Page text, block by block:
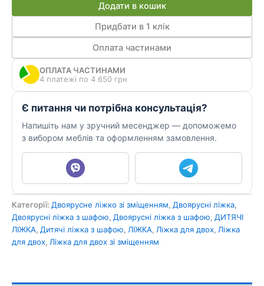
двох
180
Додати в кошик
Придбати в 1 клік
Оплата частинами
ОПЛАТА ЧАСТИНАМИ
4 платежі по 4 650 грн
Є питання чи потрібна консультація?
Напишіть нам у зручний месенджер — допоможемо
з вибором меблів та оформленням замовлення.
Категорії: Двоярусне ліжко зі зміщенням, Двоярусні ліжка,
Двоярусні ліжка з шафою, Двоярусні ліжка з шафою, ДИТЯЧІ
ЛІЖКА, Дитячі ліжка з шафою, ЛІЖКА, Ліжка для двох, Ліжка
для двох, Ліжка для двох зі зміщенням